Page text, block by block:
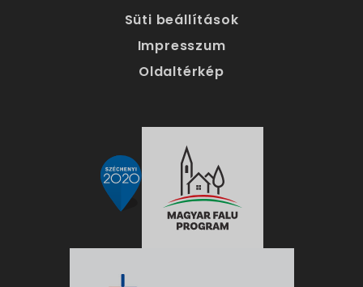
Süti beállítások
Impresszum
Oldaltérkép